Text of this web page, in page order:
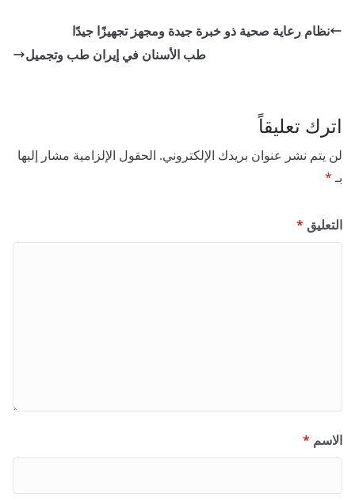
نظام رعاية صحية ذو خبرة جيدة ومجهز تجهيزًا جيدًا
طب الأسنان في إيران طب وتجميل
اترك تعليقاً
لن يتم نشر عنوان بريدك الإلكتروني. الحقول الإلزامية مشار إليها
بـ*
التعليق *
الاسم *